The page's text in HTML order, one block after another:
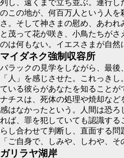
列し、遠くまで立ち並ぶ。連行
のこの地が、何百万人という人
さ。そして神さまの慰め、あわ
と茂って花が咲き、小鳥たちが
のは何もない。イエスさまが自然
マイダネク強制収容所
バラックの見学をしながら、最
「人」を感じさせた。これっき
ている彼らがあなたを知ることが
ナチスは、死体の処理や焼却な
感はなかったという。人間は恐
れば、罪を犯していても認識す
らし合わせて判断し、直面する
「ご自身で、しみや、しわや、
ガリラヤ湖岸